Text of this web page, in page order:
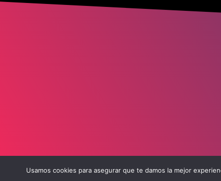
Usamos cookies para asegurar que te damos la mejor